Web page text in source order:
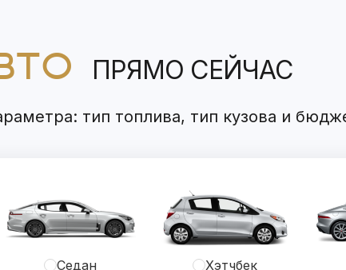
ПРЯМО СЕЙЧАС
тип топлива, тип кузова и
Седан Хэтчбек